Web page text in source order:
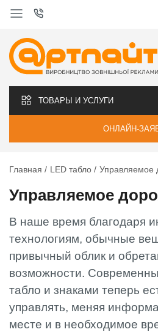
ТОВАРЫ И УСЛУГИ
ОНЛАЙН-
Главная LED табло Управляемое
Управляемое
В наше время благодаря
технологиям, обычные
привычный облик и
возможности.
табло и знаками теперь
управлять, меняя
месте и в необходимое